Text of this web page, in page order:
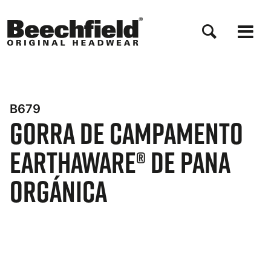
contenido
B679
Gorra de Campamento
EarthAware® de Pana
Orgánica